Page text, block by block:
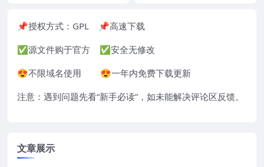
📌授权方式： GPL 📌高速下载
✅源文件购于官方 ✅安全无修改
😍不限域名使用 😍一年内免费下载更新
注意：遇到问题先看“新手必读”，如未能解决评论区反馈。
文章展示